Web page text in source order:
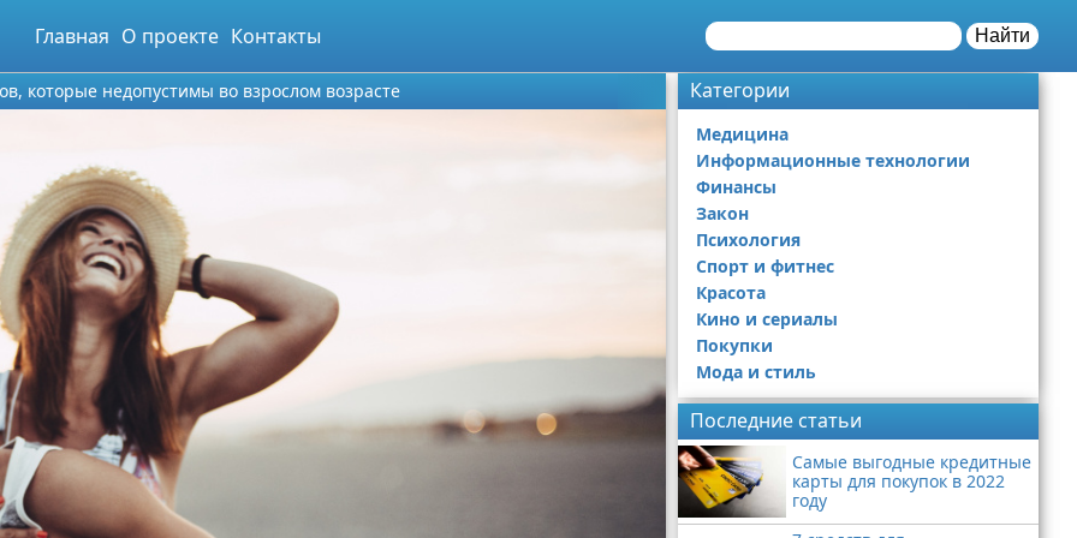
Главная О проекте Контакты Найти
которые недопустимы во взрослом возрасте Категории
Медицина
Информационные технологии
Финансы
Закон
Психология
Спорт и фитнес
Красота
Кино и сериалы
Покупки
Мода и стиль
Последние статьи
Самые выгодные кредитные
карты для покупок в 2022
году